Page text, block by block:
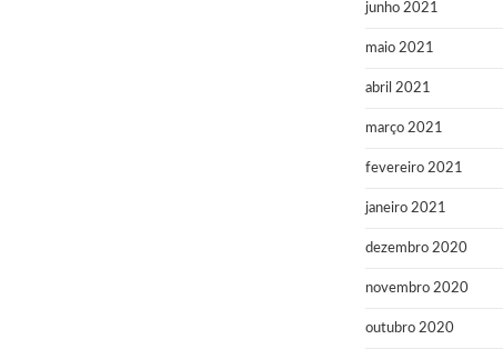
junho 2021
maio 2021
abril 2021
março 2021
fevereiro 2021
janeiro 2021
dezembro 2020
novembro 2020
outubro 2020